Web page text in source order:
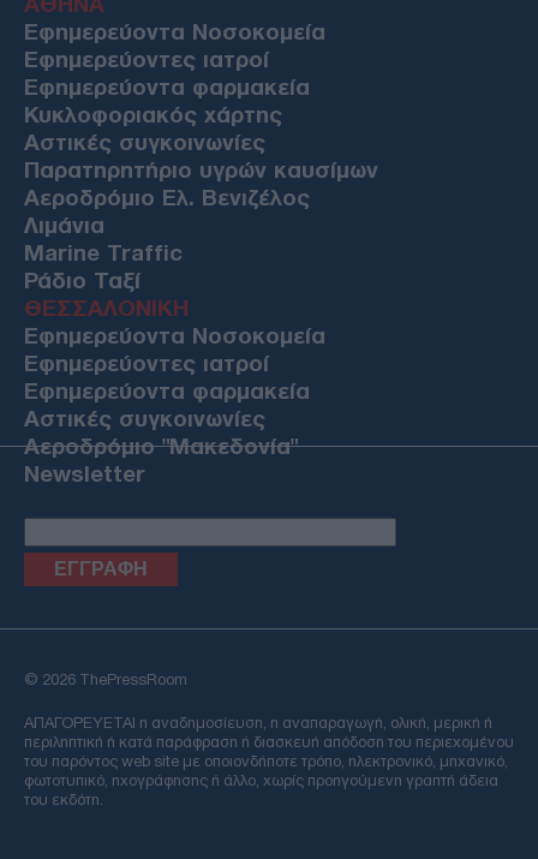
Εφημερεύοντα Νοσοκομεία
Εφημερεύοντες ιατροί
Εφημερεύοντα φαρμακεία
Κυκλοφοριακός χάρτης
Αστικές συγκοινωνίες
Παρατηρητήριο υγρών καυσίμων
Αεροδρόμιο Ελ. Βενιζέλος
Λιμάνια
Marine Traffic
Ράδιο Ταξί
ΘΕΣΣΑΛΟΝΙΚΗ
Εφημερεύοντα Νοσοκομεία
Εφημερεύοντες ιατροί
Εφημερεύοντα φαρμακεία
Αστικές συγκοινωνίες
Αεροδρόμιο "Μακεδονία"
Newsletter
Email
© 2026 ThePressRoom
ΑΠΑΓΟΡΕΥΕΤΑΙ η αναδημοσίευση, η αναπαραγωγή, ολική, μερική ή
περιληπτική ή κατά παράφραση ή διασκευή απόδοση του περιεχομένου
του παρόντος web site με οποιονδήποτε τρόπο, ηλεκτρονικό, μηχανικό,
φωτοτυπικό, ηχογράφησης ή άλλο, χωρίς προηγούμενη γραπτή άδεια
του εκδότη.